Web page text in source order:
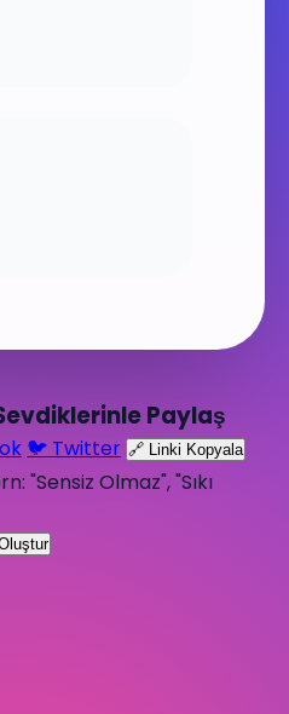
Paylaş
🐦 Twitter 🔗 Linki Kopyala
"Sensiz Olmaz", "Sıkı